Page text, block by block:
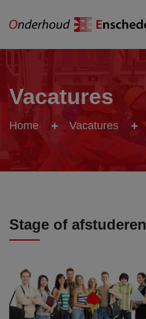
Vacatures
Home Vacatures
Stage of afstuderen